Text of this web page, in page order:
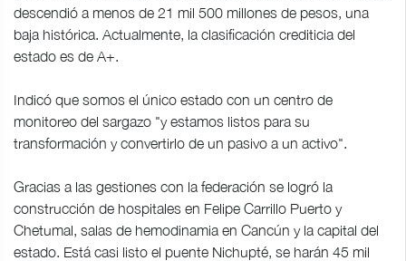
descendió a menos de 21 mil 500 millones de pesos, una
baja histórica. Actualmente, la clasificación crediticia del
estado es de A+.
Indicó que somos el único estado con un centro de
monitoreo del sargazo "y estamos listos para su
transformación y convertirlo de un pasivo a un activo".
Gracias a las gestiones con la federación se logró la
construcción de hospitales en Felipe Carrillo Puerto y
Chetumal, salas de hemodinamia en Cancún y la capital del
estado. Está casi listo el puente Nichupté, se harán 45 mil